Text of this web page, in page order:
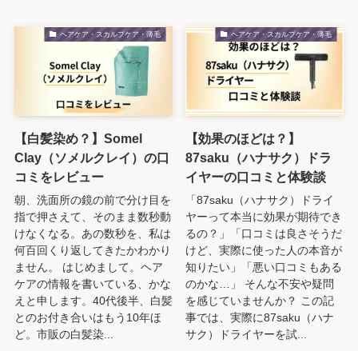
ヘアケア・スカルプケア・薄毛
【白髪染め？】Somel
Clay（ソメルクレイ）の口
コミをレビュー
朝、洗面所の鏡の前で分け目を
指で押さえて、そのまま数秒動
けなくなる。あの数秒を、私は
何百回くり返してきたかわかり
ません。 はじめまして。ヘア
ケアの情報を書いている、かな
えと申します。40代後半、白髪
とのお付き合いはもう10年ほ
ど。市販の白髪染...
ヘアケア・スカルプケア・薄毛
【効果のほどは？】
87saku（ハナサク）ドラ
イヤーの口コミと体験談
「87saku（ハナサク）ドライ
ヤーって本当に効果が期待でき
るの？」「口コミは良さそうだ
けど、実際に使った人の本音が
知りたい」「悪い口コミもある
のかな…」 そんな不安や疑問
を感じていませんか？ この記
事では、実際に87saku（ハナ
サク）ドライヤーを試...